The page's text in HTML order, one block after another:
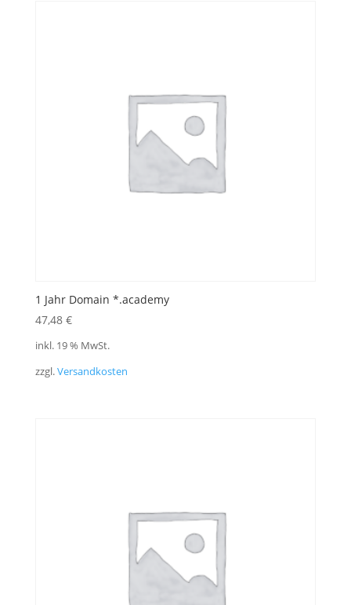
1 Jahr Domain *.academy
47,48 €
inkl. 19 % MwSt.
zzgl.Versandkosten